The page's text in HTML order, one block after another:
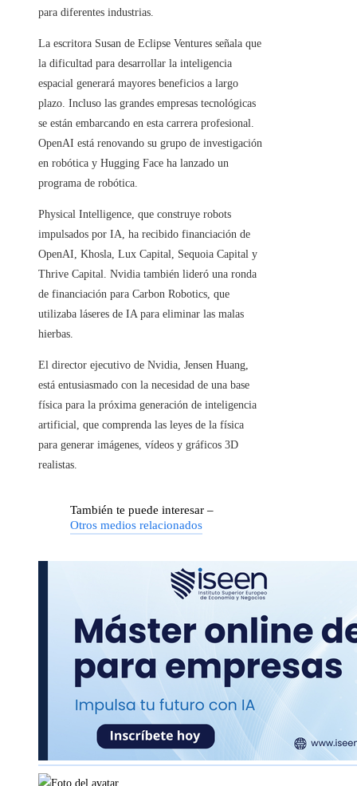
para diferentes industrias.
La escritora Susan de Eclipse Ventures señala que
la dificultad para desarrollar la inteligencia
espacial generará mayores beneficios a largo
plazo. Incluso las grandes empresas tecnológicas
se están embarcando en esta carrera profesional.
OpenAI está renovando su grupo de investigación
en robótica y Hugging Face ha lanzado un
programa de robótica.
Physical Intelligence, que construye robots
impulsados ​​por IA, ha recibido financiación de
OpenAI, Khosla, Lux Capital, Sequoia Capital y
Thrive Capital. Nvidia también lideró una ronda
de financiación para Carbon Robotics, que
utilizaba láseres de IA para eliminar las malas
hierbas.
El director ejecutivo de Nvidia, Jensen Huang,
está entusiasmado con la necesidad de una base
física para la próxima generación de inteligencia
artificial, que comprenda las leyes de la física
para generar imágenes, vídeos y gráficos 3D
realistas.
También te puede interesar –
Otros medios relacionados